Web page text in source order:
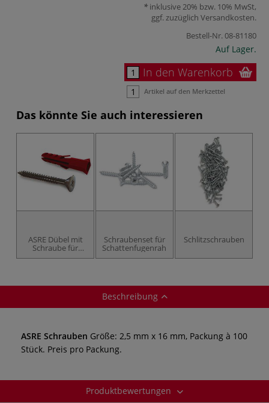
inklusive 20% bzw. 10% MwSt,
ggf. zuzüglich Versandkosten.
Bestell-Nr.08-81180
Auf Lager.
In den Warenkorb
Artikel auf den Merkzettel
Das könnte Sie auch interessieren
ASRE Dübel mit
Schraube für
Bilderschiene
Schraubenset für
Schattenfugenrahmen
Schlitzschrauben
Beschreibung
ASRE Schrauben Größe: 2,5 mm x 16 mm, Packung à 100
Stück. Preis pro Packung.
Produktbewertungen